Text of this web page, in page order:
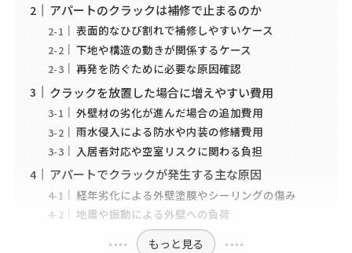
アパートのクラックは補修で止まるのか
表面的なひび割れで補修しやすいケース
下地や構造の動きが関係するケース
再発を防ぐために必要な原因確認
クラックを放置した場合に増えやすい費用
外壁材の劣化が進んだ場合の追加費用
雨水侵入による防水や内装の修繕費用
入居者対応や空室リスクに関わる負担
アパートでクラックが発生する主な原因
経年劣化による外壁塗膜やシーリングの傷み
地震や振動による外壁への負荷
もっと見る